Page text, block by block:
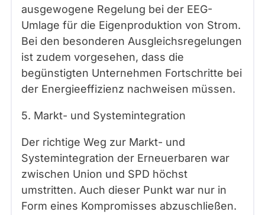
ausgewogene Regelung bei der EEG-
Umlage für die Eigenproduktion von Strom.
Bei den besonderen Ausgleichsregelungen
ist zudem vorgesehen, dass die
begünstigten Unternehmen Fortschritte bei
der Energieeffizienz nachweisen müssen.
5. Markt- und Systemintegration
Der richtige Weg zur Markt- und
Systemintegration der Erneuerbaren war
zwischen Union und SPD höchst
umstritten. Auch dieser Punkt war nur in
Form eines Kompromisses abzuschließen.